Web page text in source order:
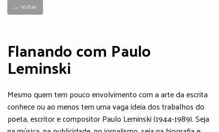
← Voltar
Flanando com Paulo
Leminski
Mesmo quem tem pouco envolvimento com a arte da escrita
conhece ou ao menos tem uma vaga ideia dos trabalhos do
poeta, escritor e compositor Paulo Leminski (1944-1989). Seja